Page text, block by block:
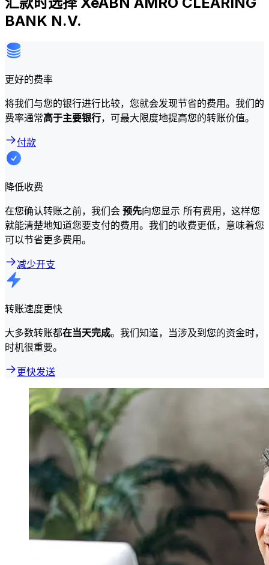
BANK N.V.
更好的费率
将我们与您的银行进行比较，您就会发现节省的费用。我们的
费率通常高于主要银行，可最大限度地提高您的转账价值。
付款
降低收费
在您确认转账之前，我们会 预先向您显示 所有费用，这样您
就能清楚地知道您要支付的费用。我们的收费更低，意味着您
可以节省更多费用。
减少开支
转账速度更快
大多数转账都在当天完成。我们知道，当涉及到您的资金时，
时机很重要。
更快发送